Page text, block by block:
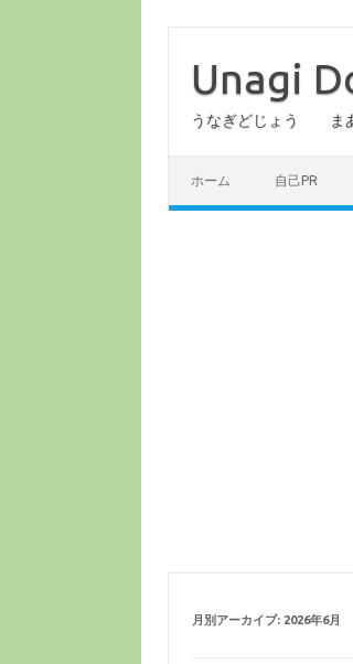
Unagi
うなぎどじょう まあ
ホーム 自己PR
月別アーカイブ: 2026年6月